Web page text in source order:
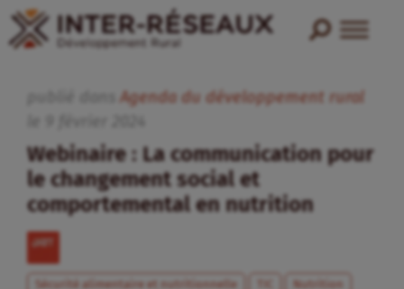
Agenda du développement rural
Webinaire : La communication pour
le changement social et
comportemental en nutrition
Sécurité alimentaire et nutritionnelle
Nutrition